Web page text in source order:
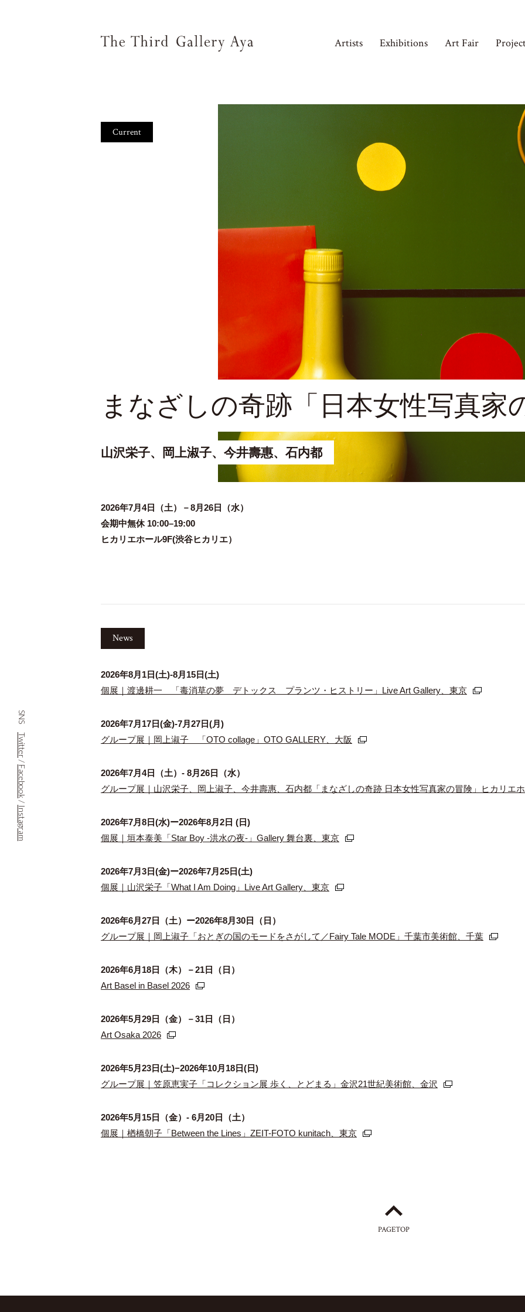
Artists Exhibitions Art Fair
まなざしの奇跡「日本女性写真家
山沢栄子、岡上淑子、今井壽惠、石内都
Current
2026年7月4日（土）－8月
会期中無休 10:00–19:00
ヒカリエホール9F(渋谷ヒカリエ）
News
2026年8月1日(土)-8月15日(土)
個展｜渡邊耕一 「毒消草の夢 デトックス プランツ・ヒストリー」Live Art Gallery、東京
2026年7月17日(金)-7月27日(月)
グループ展｜岡上淑子 「OTO collage」OTO GALLERY、大阪
2026年7月4日（土）- 8月26日（水）
グループ展｜山沢栄子、岡上淑子、今井壽惠、石内都「まなざしの奇跡 日本女性写真家の冒険」ヒカリエ
2026年7月8日(水)ー2026年8月2日 (日)
個展｜垣本泰美「Star Boy -洪水の夜-」Gallery 舞台裏、東京
2026年7月3日(金)ー2026年7月25日(土)
個展｜山沢栄子「What I Am Doing」Live Art Gallery、東京
2026年6⽉27⽇（⼟）ー2026年8⽉30⽇（⽇）
グループ展｜岡上淑子「おとぎの国のモードをさがして／Fairy Tale MODE」千葉市美術館、千葉
2026年6月18日（木）－21日（日）
Art Basel in Basel 2026
2026年5月29日（金）－31日（日）
Art Osaka 2026
2026年5月23日(土)−2026年10月18日(日)
グループ展｜笠原恵実子「コレクション展 歩く、とどまる」金沢21世紀美術館、金沢
2026年5月15日（金）- 6月20日（土）
個展｜楢橋朝子「Between the Lines」ZEIT-FOTO kunitach、東京
PAGETOP
SNS
Twitter
/
Facebook
/
Instagram